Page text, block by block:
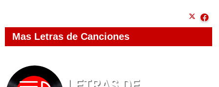
Mas Letras de Canciones